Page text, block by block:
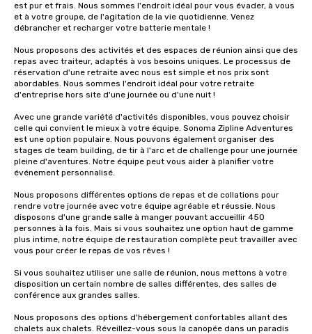
est pur et frais. Nous sommes l'endroit idéal pour vous évader, à vous
et à votre groupe, de l'agitation de la vie quotidienne. Venez
débrancher et recharger votre batterie mentale !
Nous proposons des activités et des espaces de réunion ainsi que des
repas avec traiteur, adaptés à vos besoins uniques. Le processus de
réservation d'une retraite avec nous est simple et nos prix sont
abordables. Nous sommes l'endroit idéal pour votre retraite
d'entreprise hors site d'une journée ou d'une nuit !
Avec une grande variété d'activités disponibles, vous pouvez choisir
celle qui convient le mieux à votre équipe. Sonoma Zipline Adventures
est une option populaire. Nous pouvons également organiser des
stages de team building, de tir à l'arc et de challenge pour une journée
pleine d'aventures. Notre équipe peut vous aider à planifier votre
événement personnalisé.
Nous proposons différentes options de repas et de collations pour
rendre votre journée avec votre équipe agréable et réussie. Nous
disposons d'une grande salle à manger pouvant accueillir 450
personnes à la fois. Mais si vous souhaitez une option haut de gamme
plus intime, notre équipe de restauration complète peut travailler avec
vous pour créer le repas de vos rêves !
Si vous souhaitez utiliser une salle de réunion, nous mettons à votre
disposition un certain nombre de salles différentes, des salles de
conférence aux grandes salles.
Nous proposons des options d'hébergement confortables allant des
chalets aux chalets. Réveillez-vous sous la canopée dans un paradis